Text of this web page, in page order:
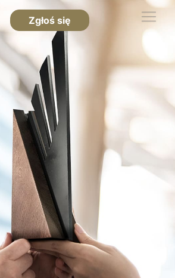
Zgłoś się